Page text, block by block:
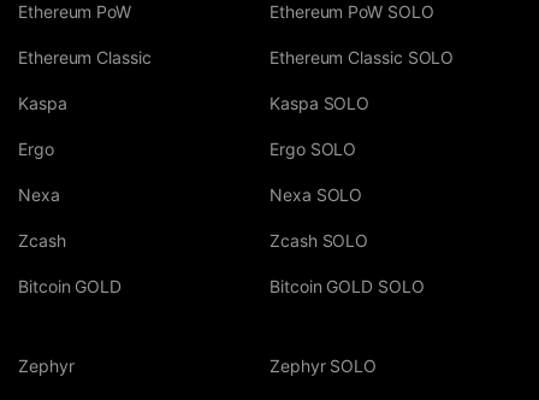
Ethereum PoW
Ethereum Classic
Kaspa
Ergo
Nexa
Zcash
Bitcoin GOLD
Ethereum PoW SOLO
Ethereum Classic SOLO
Kaspa SOLO
Ergo SOLO
Nexa SOLO
Zcash SOLO
Bitcoin GOLD SOLO
Zephyr Zephyr SOLO